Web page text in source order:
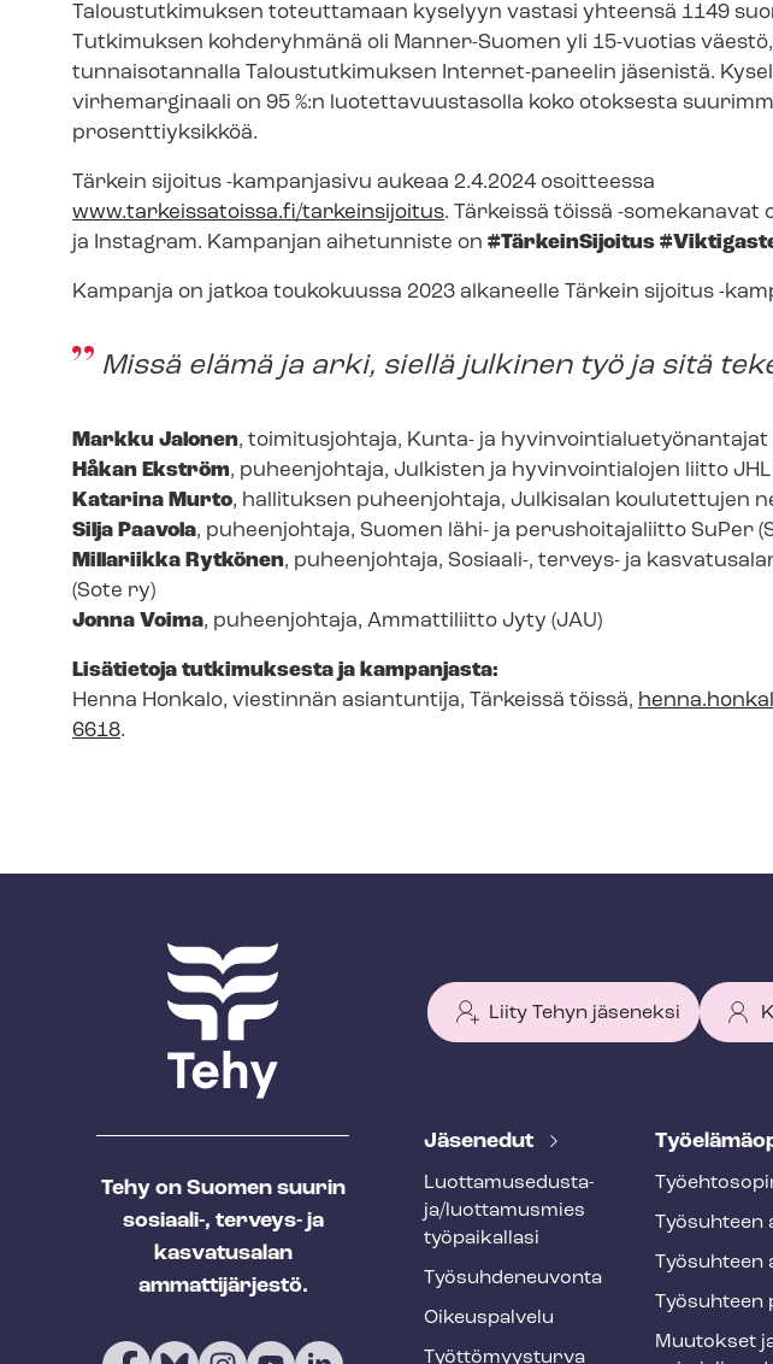
Taloustutkimuksen toteuttamaan kyselyyn vastasi yhteensä 1149
Tutkimuksen kohderyhmänä oli Manner-Suomen yli 15-vuotias
tun­nai­so­tan­nal­la Taloustutkimuksen Internet-paneelin jäsenistä.
virhemarginaali on 95 %:n luo­tet­ta­vuus­ta­sol­la koko otoksesta
prosenttiyksikköä.
Tärkein sijoitus -kampanjasivu aukeaa 2.4.2024 osoitteessa
www.tarkeissatoissa.fi/tarkeinsijoitus. Tärkeissä töissä -somekanavat
ja Instagram. Kampanjan aihetunniste on #TärkeinSijoitus
Kampanja on jatkoa toukokuussa 2023 alkaneelle Tärkein sijoitus -
Missä elämä ja arki, siellä julkinen työ ja sitä
Markku Jalonen, toimitusjohtaja, Kunta- ja hy­vin­voin­tia­lue­työ­nan­ta­jat
Håkan Ekström, puheenjohtaja, Julkisten ja hyvinvointialojen liitto JHL
Katarina Murto, hallituksen puheenjohtaja, Julkisalan koulutettujen
Silja Paavola, puheenjohtaja, Suomen lähi- ja pe­rus­hoi­ta­ja­liit­to SuPer
Millariikka Rytkönen, puheenjohtaja, Sosiaali-, terveys- ja
(Sote ry)
Jonna Voima, puheenjohtaja, Ammattiliitto Jyty (JAU)
Lisätietoja tutkimuksesta ja kampanjasta:
Henna Honkalo, viestinnän asiantuntija, Tärkeissä töissä,
6618.
Tehy on Suomen suurin
sosiaali-, terveys- ja
kasvatusalan
ammattijärjestö.
Liity Tehyn jäseneksi
T
h
y
f
o
o
Jäsenedut
Luot­ta­muse­dus­ta­
ja/luottamusmies
työpaikallasi
Työ­suh­de­neu­von­ta
Oikeuspalvelu
Työt­tö­myys­tur­va
Työsuhteen
Työsuhteen
Työsuhteen
Muutokset